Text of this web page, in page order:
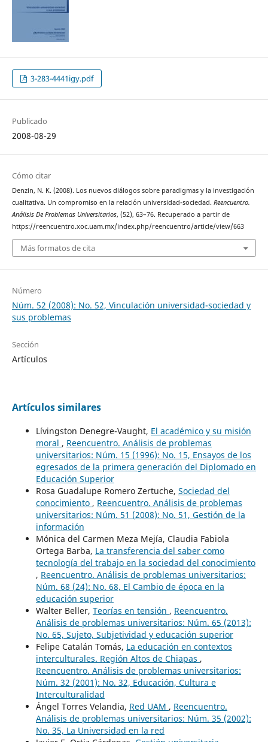
3-283-4441igy.pdf
Publicado
2008-08-29
Cómo citar
Denzin, N. K. (2008). Los nuevos diálogos sobre paradigmas y la investigación
cualitativa. Un compromiso en la relación universidad-sociedad. Reencuentro.
Análisis De Problemas Universitarios, (52), 63–76. Recuperado a partir de
https://reencuentro.xoc.uam.mx/index.php/reencuentro/article/view/663
Más formatos de cita
Número
Núm. 52 (2008): No. 52, Vinculación universidad-sociedad y
sus problemas
Sección
Artículos
Artículos similares
Lívingston Denegre-Vaught, El académico y su misión
moral , Reencuentro. Análisis de problemas
universitarios: Núm. 15 (1996): No. 15, Ensayos de los
egresados de la primera generación del Diplomado en
Educación Superior
Rosa Guadalupe Romero Zertuche, Sociedad del
conocimiento , Reencuentro. Análisis de problemas
universitarios: Núm. 51 (2008): No. 51, Gestión de la
información
Mónica del Carmen Meza Mejía, Claudia Fabiola
Ortega Barba, La transferencia del saber como
tecnología del trabajo en la sociedad del conocimiento
, Reencuentro. Análisis de problemas universitarios:
Núm. 68 (24): No. 68, El Cambio de época en la
educación superior
Walter Beller, Teorías en tensión , Reencuentro.
Análisis de problemas universitarios: Núm. 65 (2013):
No. 65, Sujeto, Subjetividad y educación superior
Felipe Catalán Tomás, La educación en contextos
interculturales. Región Altos de Chiapas ,
Reencuentro. Análisis de problemas universitarios:
Núm. 32 (2001): No. 32, Educación, Cultura e
Interculturalidad
Ángel Torres Velandia, Red UAM , Reencuentro.
Análisis de problemas universitarios: Núm. 35 (2002):
No. 35, La Universidad en la red